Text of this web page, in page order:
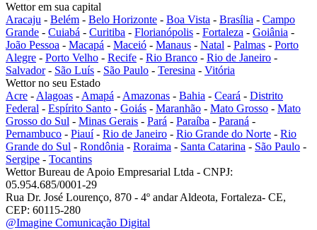
Wettor em sua capital
Aracaju - Belém - Belo Horizonte - Boa Vista - Brasília - Campo
Grande - Cuiabá - Curitiba - Florianópolis - Fortaleza - Goiânia -
João Pessoa - Macapá - Maceió - Manaus - Natal - Palmas - Porto
Alegre - Porto Velho - Recife - Rio Branco - Rio de Janeiro -
Salvador- São Luís - São Paulo - Teresina - Vitória
Wettor no seu Estado
Acre - Alagoas - Amapá - Amazonas - Bahia - Ceará - Distrito
Federal - Espírito Santo - Goiás - Maranhão - Mato Grosso - Mato
Grosso do Sul - Minas Gerais - Pará - Paraíba - Paraná -
Pernambuco - Piauí- Rio de Janeiro - Rio Grande do Norte - Rio
Grande do Sul - Rondônia - Roraima - Santa Catarina - São Paulo -
Sergipe - Tocantins
Wettor Bureau de Apoio Empresarial Ltda - CNPJ:
05.954.685/0001-29
Rua Dr. José Lourenço, 870 - 4º andar Aldeota, Fortaleza- CE,
CEP: 60115-280
@Imagine Comunicação Digital